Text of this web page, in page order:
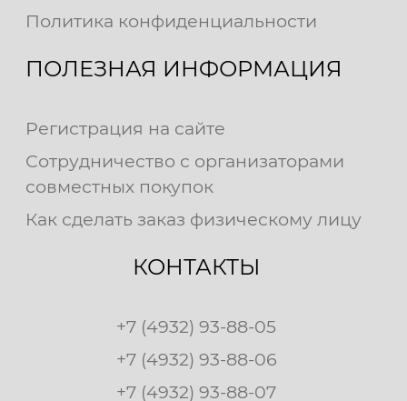
Политика конфиденциальности
ПОЛЕЗНАЯ ИНФОРМАЦИЯ
Регистрация на сайте
Сотрудничество с организаторами
совместных покупок
Как сделать заказ физическому лицу
КОНТАКТЫ
+7 (4932) 93-88-05
+7 (4932) 93-88-06
+7 (4932) 93-88-07